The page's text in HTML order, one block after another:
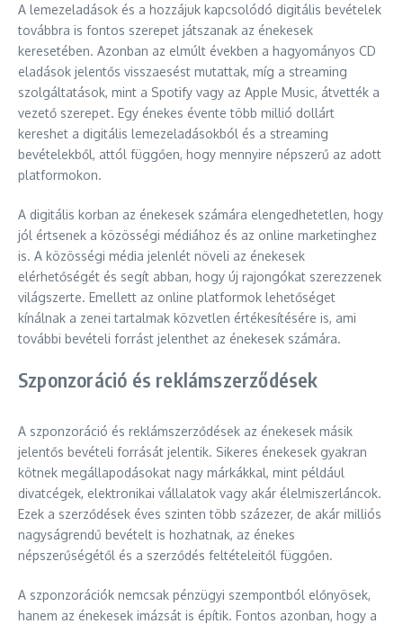
A lemezeladások és a hozzájuk kapcsolódó digitális bevételek
továbbra is fontos szerepet játszanak az énekesek
keresetében. Azonban az elmúlt években a hagyományos CD
eladások jelentős visszaesést mutattak, míg a streaming
szolgáltatások, mint a Spotify vagy az Apple Music, átvették a
vezető szerepet. Egy énekes évente több millió dollárt
kereshet a digitális lemezeladásokból és a streaming
bevételekből, attól függően, hogy mennyire népszerű az adott
platformokon.
A digitális korban az énekesek számára elengedhetetlen, hogy
jól értsenek a közösségi médiához és az online marketinghez
is. A közösségi média jelenlét növeli az énekesek
elérhetőségét és segít abban, hogy új rajongókat szerezzenek
világszerte. Emellett az online platformok lehetőséget
kínálnak a zenei tartalmak közvetlen értékesítésére is, ami
további bevételi forrást jelenthet az énekesek számára.
Szponzoráció és reklámszerződések
A szponzoráció és reklámszerződések az énekesek másik
jelentős bevételi forrását jelentik. Sikeres énekesek gyakran
kötnek megállapodásokat nagy márkákkal, mint például
divatcégek, elektronikai vállalatok vagy akár élelmiszerláncok.
Ezek a szerződések éves szinten több százezer, de akár milliós
nagyságrendű bevételt is hozhatnak, az énekes
népszerűségétől és a szerződés feltételeitől függően.
A szponzorációk nemcsak pénzügyi szempontból előnyösek,
hanem az énekesek imázsát is építik. Fontos azonban, hogy a